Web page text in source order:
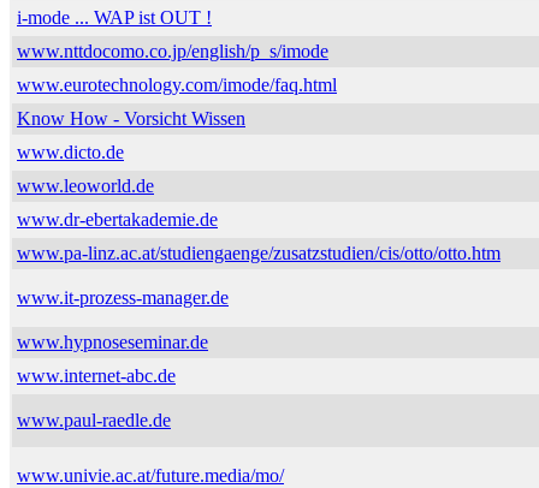
i-mode ... WAP ist OUT !
www.nttdocomo.co.jp/english/p_s/imode
www.eurotechnology.com/imode/faq.html
Know How - Vorsicht Wissen
www.dicto.de
www.leoworld.de
www.dr-ebertakademie.de
www.pa-linz.ac.at/studiengaenge/zusatzstudien/cis/otto/otto.htm
www.it-prozess-manager.de
www.hypnoseseminar.de
www.internet-abc.de
www.paul-raedle.de
www.univie.ac.at/future.media/mo/